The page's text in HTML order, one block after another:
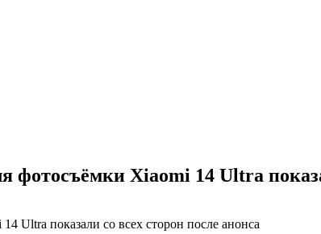
Xiaomi 14 Ultra